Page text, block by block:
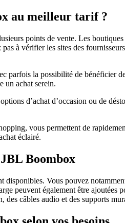
au meilleur tarif ?
points de vente. Les
à vérifier les sites des
la possibilité de bénéficier
un achat serein.
d’achat d’occasion ou de
vous permettent de
éclairé.
Boombox
Vous pouvez
peuvent également être
des câbles audio et des supports